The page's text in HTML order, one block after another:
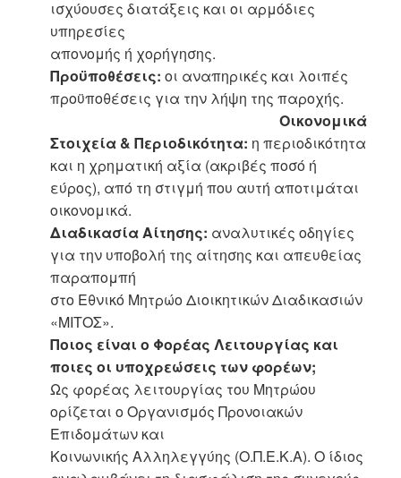
ισχύουσες διατάξεις και οι αρμόδιες
υπηρεσίες
απονομής ή χορήγησης.
Προϋποθέσεις: οι αναπηρικές και λοιπές
προϋποθέσεις για την λήψη της παροχής.
Οικονομικά
Στοιχεία & Περιοδικότητα: η περιοδικότητα
και η χρηματική αξία (ακριβές ποσό ή
εύρος), από τη στιγμή που αυτή αποτιμάται
οικονομικά.
Διαδικασία Αίτησης: αναλυτικές οδηγίες
για την υποβολή της αίτησης και απευθείας
παραπομπή
στο Εθνικό Μητρώο Διοικητικών Διαδικασιών
«ΜΙΤΟΣ».
Ποιος είναι ο Φορέας Λειτουργίας και
ποιες οι υποχρεώσεις των φορέων;
Ως φορέας λειτουργίας του Μητρώου
ορίζεται ο Οργανισμός Προνοιακών
Επιδομάτων και
Κοινωνικής Αλληλεγγύης (Ο.Π.Ε.Κ.Α). Ο ίδιος